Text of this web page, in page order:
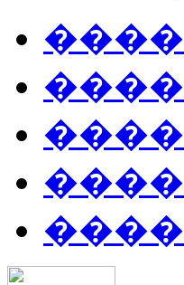
����
����
����
����
����